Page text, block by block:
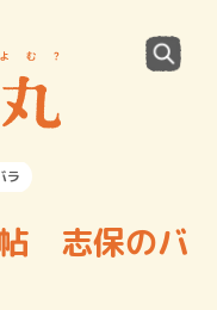
ラ
志保のバ